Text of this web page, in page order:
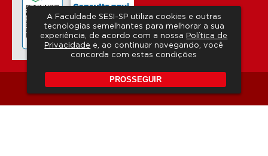
Copyright 2026 © Todos os direitos reservados.
A Faculdade SESI-SP utiliza cookies e outras
tecnologias semelhantes para melhorar a sua
experiência, de acordo com a nossa Política de
Privacidade e, ao continuar navegando, você
concorda com estas condições
PROSSEGUIR